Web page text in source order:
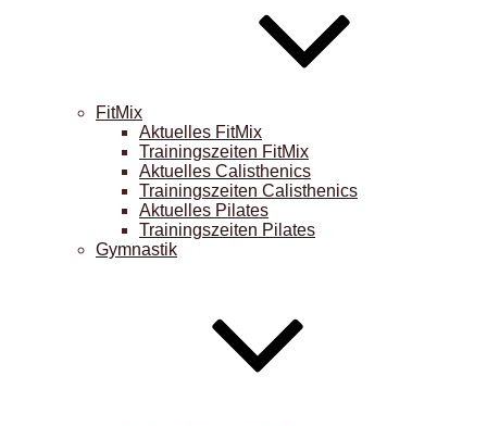
FitMix
Aktuelles FitMix
Trainingszeiten FitMix
Aktuelles Calisthenics
Trainingszeiten Calisthenics
Aktuelles Pilates
Trainingszeiten Pilates
Gymnastik